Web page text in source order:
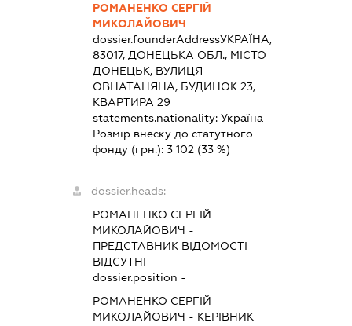
РОМАНЕНКО СЕРГІЙ
МИКОЛАЙОВИЧ
dossier.founderAddressУКРАЇНА,
83017, ДОНЕЦЬКА ОБЛ., МІСТО
ДОНЕЦЬК, ВУЛИЦЯ
ОВНАТАНЯНА, БУДИНОК 23,
КВАРТИРА 29
statements.nationality: Україна
Розмір внеску до статутного
фонду (грн.): 3 102 (33 %)
dossier.heads:
РОМАНЕНКО СЕРГІЙ
МИКОЛАЙОВИЧ -
ПРЕДСТАВНИК ВІДОМОСТІ
ВІДСУТНІ
dossier.position -
РОМАНЕНКО СЕРГІЙ
МИКОЛАЙОВИЧ - КЕРІВНИК